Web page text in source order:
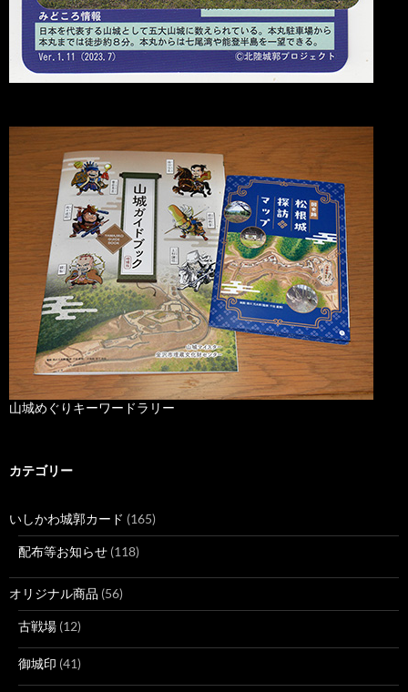
山城めぐりキーワードラリー
カテゴリー
いしかわ城郭カード (165)
配布等お知らせ (118)
オリジナル商品 (56)
古戦場 (12)
御城印 (41)